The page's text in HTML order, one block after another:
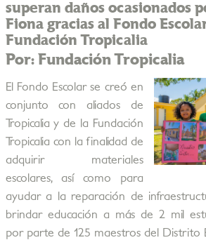
superan daños ocasionados
Fiona gracias al Fondo
Fundación Tropicalia
Por: Fundación Tropicalia
El Fondo Escolar se creó en
conjunto con aliados de
Tropicalia y de la Fundación
Tropicalia con la finalidad de
adquirir materiales
escolares, así como para
ayudar a la reparación de
brindar educación a más de 2 mil
por parte de 125 maestros del Distrito